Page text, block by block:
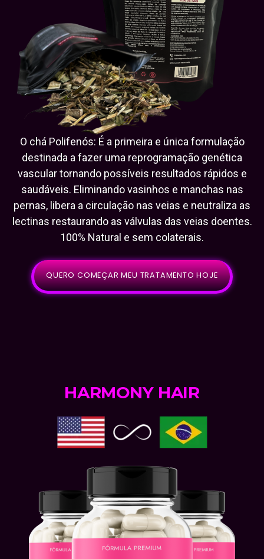
O chá Polifenós: É a primeira e única formulação
destinada a fazer uma reprogramação genética
vascular tornando possíveis resultados rápidos e
saudáveis. Eliminando vasinhos e manchas nas
pernas, libera a circulação nas veias e neutraliza as
lectinas restaurando as válvulas das veias doentes.
100% Natural e sem colaterais.
QUERO COMEÇAR MEU TRATAMENTO HOJE
HARMONY HAIR